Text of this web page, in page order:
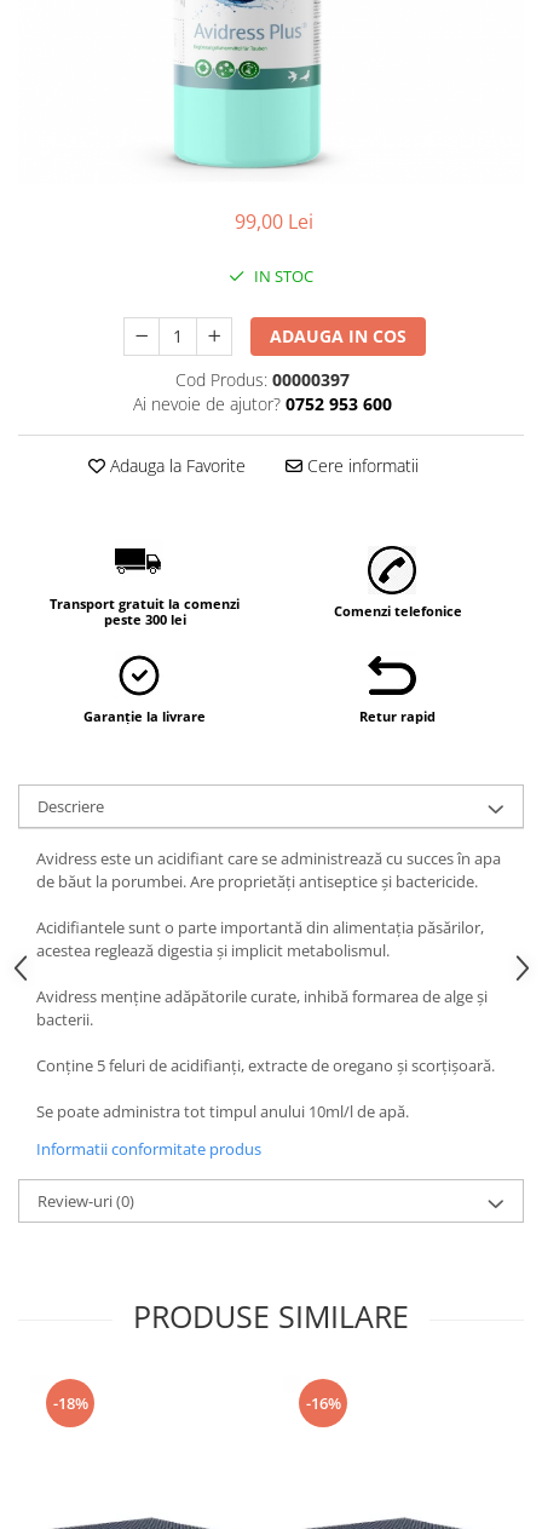
99,00 Lei
IN STOC
ADAUGA IN COS
Cod Produs: 00000397
Ai nevoie de ajutor? 0752 953 600
Adauga la Favorite Cere informatii
Transport gratuit la comenzi
peste 300 lei
Comenzi telefonice
Garanție la livrare Retur rapid
Descriere
Avidress este un acidifiant care se administrează cu succes în apa
de băut la porumbei. Are proprietăți antiseptice și bactericide.
Acidifiantele sunt o parte importantă din alimentația păsărilor,
acestea reglează digestia și implicit metabolismul.
Avidress menține adăpătorile curate, inhibă formarea de alge și
bacterii.
Conține 5 feluri de acidifianți, extracte de oregano și scorțișoară.
Se poate administra tot timpul anului 10ml/l de apă.
Informatii conformitate produs
Review-uri(0)
PRODUSE SIMILARE
-18% -16%